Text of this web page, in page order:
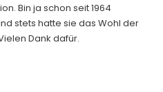
Bin ja schon seit 1964
stets hatte sie das Wohl der
Dank dafür.